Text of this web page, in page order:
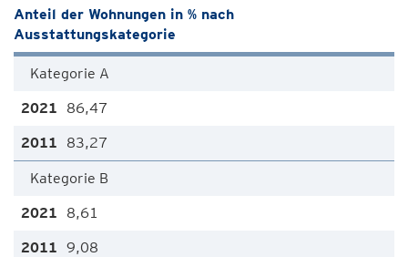
Anteil der Wohnungen in % nach
Ausstattungskategorie
Kategorie A
86,47
83,27
Kategorie B
8,61
9,08